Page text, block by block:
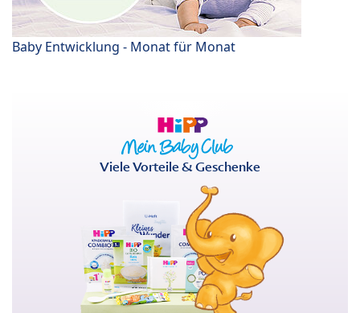
Baby Entwicklung - Monat für Monat
Viele Vorteile & Geschenke